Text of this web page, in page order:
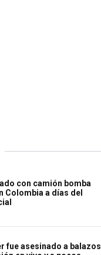
con camión bomba
Colombia a días del
fue asesinado a balazos